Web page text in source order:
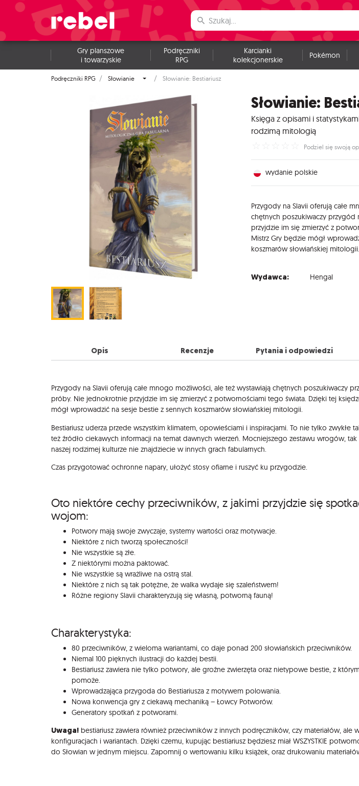
Gry planszowe
i towarzyskie
Podręczniki
RPG
Karcianki
kolekcjonerskie
Pokémon
Podręczniki RPG Słowianie Słowianie: Bestiariusz
Słowianie:
Księga z opisami i
rodzimą mitologią
Podziel się swoją
wydanie polskie
Przygody na Slavii oferują całe
chętnych poszukiwaczy
przyjdzie im się zmierzyć z
Mistrz Gry będzie mógł
Wydawca: Hengal
Opis Recenzje Pytania i odpowiedzi
Opis
Przygody na Slavii oferują całe mnogo możliwości, ale też wystawiają chętnych poszukiwaczy
próby. Nie jednokrotnie przyjdzie im się zmierzyć z potwornościami tego świata. Dzięki tej
mógł wprowadzić na sesje bestie z sennych koszmarów słowiańskiej mitologii.
Bestiariusz uderza przede wszystkim klimatem, opowieściami i inspiracjami. To nie tylko zwykłe
też źródło ciekawych informacji na temat dawnych wierzeń. Mocniejszego zestawu wrogów,
naszej rodzimej kulturze nie znajdziecie w innych grach fabularnych.
Czas przygotować ochronne napary, ułożyć stosy ofiarne i ruszyć ku przygodzie.
Oto niektóre cechy przeciwników, z jakimi przyjdzie się
wojom:
Potwory mają swoje zwyczaje, systemy wartości oraz motywacje.
Niektóre z nich tworzą społeczności!
Nie wszystkie są złe.
Z niektórymi można paktować.
Nie wszystkie są wrażliwe na ostrą stal.
Niektóre z nich są tak potężne, że walka wydaje się szaleństwem!
Różne regiony Slavii charakteryzują się własną, potworną fauną!
Charakterystyka:
80 przeciwników, z wieloma wariantami, co daje ponad 200 słowiańskich przeciwników.
Niemal 100 pięknych ilustracji do każdej bestii.
Bestiariusz zawiera nie tylko potwory, ale groźne zwierzęta oraz nietypowe bestie, z
pomoże.
Wprowadzająca przygoda do Bestiariusza z motywem polowania.
Nowa konwencja gry z ciekawą mechaniką – Łowcy Potworów.
Generatory spotkań z potworami.
Uwaga! bestiariusz zawiera również przeciwników z innych podręczników, czy materiałów, ale
konfiguracjach i wariantach. Dzięki czemu, kupując bestiariusz będziesz miał WSZYSTKIE
do Słowian w jednym miejscu. Zapomnij o wertowaniu kilku książek, oraz drukowaniu